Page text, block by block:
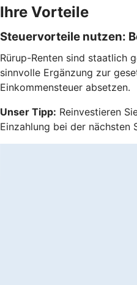
Ihre Vorteile
Steuervorteile nutzen:
Rürup-Renten sind staatlich
sinnvolle Ergänzung zur
Einkommensteuer absetzen.
Unser Tipp: Reinvestieren
Einzahlung bei der nächsten